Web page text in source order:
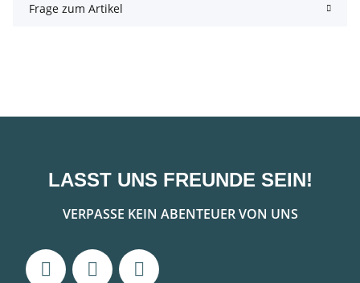
Frage zum Artikel
LASST UNS FREUNDE SEIN!
VERPASSE KEIN ABENTEUER VON UNS